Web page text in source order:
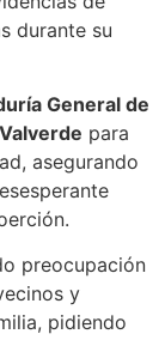
durante su
General de
para
asegurando
preocupación
y
pidiendo